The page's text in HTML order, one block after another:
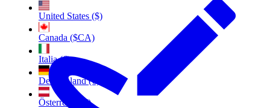
United States ($)
Canada ($CA)
Italia (€)
Deutschland (€)
Österreich (€)